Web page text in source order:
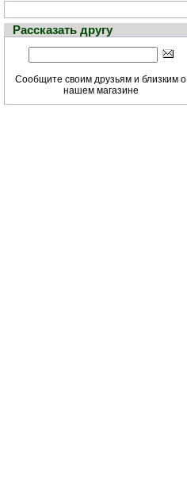
Рассказать другу
Сообщите своим друзьям и близким о
нашем магазине